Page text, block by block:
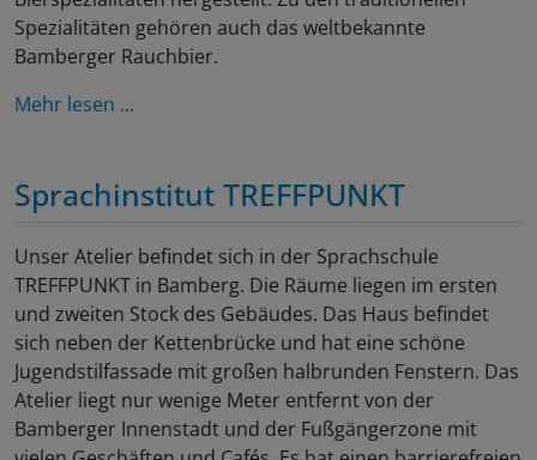
Spezialitäten gehören auch das weltbekannte
Bamberger Rauchbier.
Mehr lesen ...
Sprachinstitut TREFFPUNKT
Unser Atelier befindet sich in der Sprachschule
TREFFPUNKT in Bamberg. Die Räume liegen im ersten
und zweiten Stock des Gebäudes. Das Haus befindet
sich neben der Kettenbrücke und hat eine schöne
Jugendstilfassade mit großen halbrunden Fenstern. Das
Atelier liegt nur wenige Meter entfernt von der
Bamberger Innenstadt und der Fußgängerzone mit